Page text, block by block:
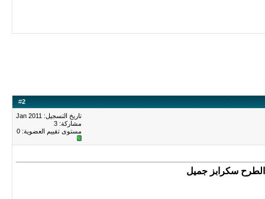
#2
تاريخ التسجيل: Jan 2011
مشاركة: 3
مستوى تقييم العضوية: 0
سكرابز جميل